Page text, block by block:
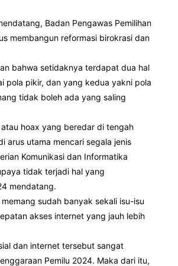
Badan Pengawas Pemilihan
membangun reformasi birokrasi dan
bahwa setidaknya terdapat dua hal
pola pikir, dan yang kedua yakni pola
tidak boleh ada yang saling
hoax yang beredar di tengah
arus utama mencari segala jenis
Komunikasi dan Informatika
tidak terjadi hal yang
mendatang.
sudah banyak sekali isu-isu
akses internet yang jauh lebih
dan internet tersebut sangat
Pemilu 2024. Maka dari itu,